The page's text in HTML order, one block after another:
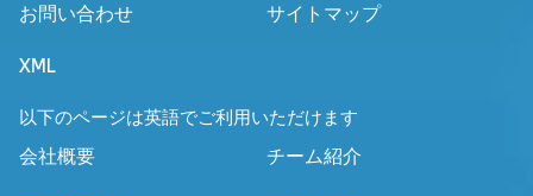
お問い合わせ サイトマップ
XML
以下のページは英語でご利用いただけます
会社概要
チーム紹介